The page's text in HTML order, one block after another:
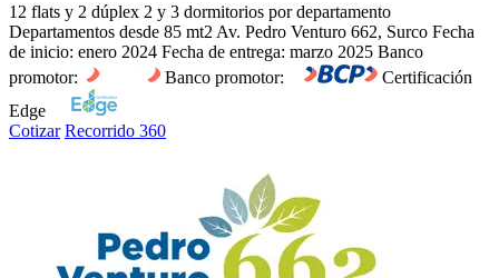
12 flats y 2 dúplex 2 y 3 dormitorios por departamento
Departamentos desde 85 mt2 Av. Pedro Venturo 662, Surco Fecha
de inicio: enero 2024 Fecha de entrega: marzo 2025 Banco
promotor:
Banco promotor:
Certificación
Edge
Cotizar Recorrido 360